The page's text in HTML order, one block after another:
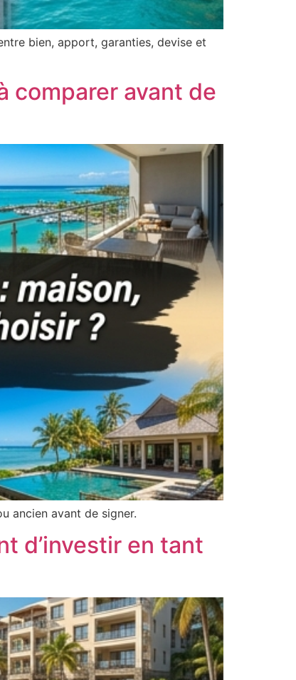
bien, apport, garanties, devise et
comparer avant de
ancien avant de signer.
d’investir en tant